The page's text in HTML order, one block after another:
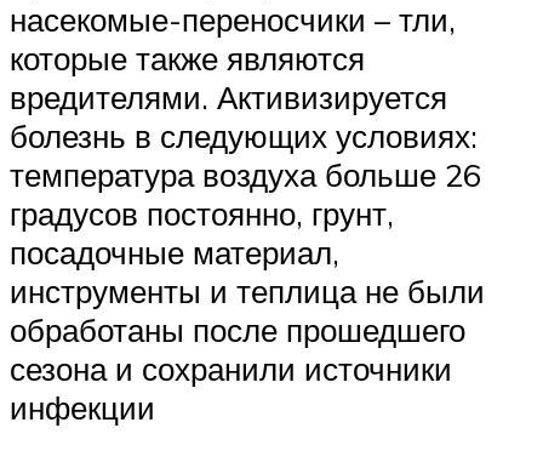
насекомые-переносчики – тли,
которые также являются
вредителями. Активизируется
болезнь в следующих условиях:
температура воздуха больше 26
градусов постоянно, грунт,
посадочные материал,
инструменты и теплица не были
обработаны после прошедшего
сезона и сохранили источники
инфекции